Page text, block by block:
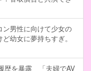
ン男性に向けて少女の
幼女に夢持ちすぎ。
歴を暴露 「夫婦でAV